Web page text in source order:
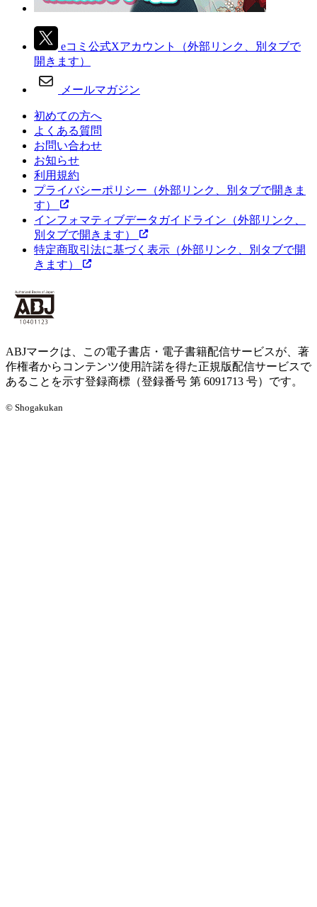
eコミ公式Xアカウント
（外部リンク、別タブで
開きます）
メールマガジン
初めての方へ
よくある質問
お問い合わせ
お知らせ
利用規約
プライバシーポリシー （外部リンク、別タブで開きま
す）
インフォマティブデータガイドライン （外部リンク、
別タブで開きます）
特定商取引法に基づく表示 （外部リンク、別タブで開
きます）
ABJマークは、この電子書店・電子書籍配信サービスが、著
作権者からコンテンツ使用許諾を得た正規版配信サービスで
あることを示す登録商標（登録番号 第 6091713 号）です。
© Shogakukan